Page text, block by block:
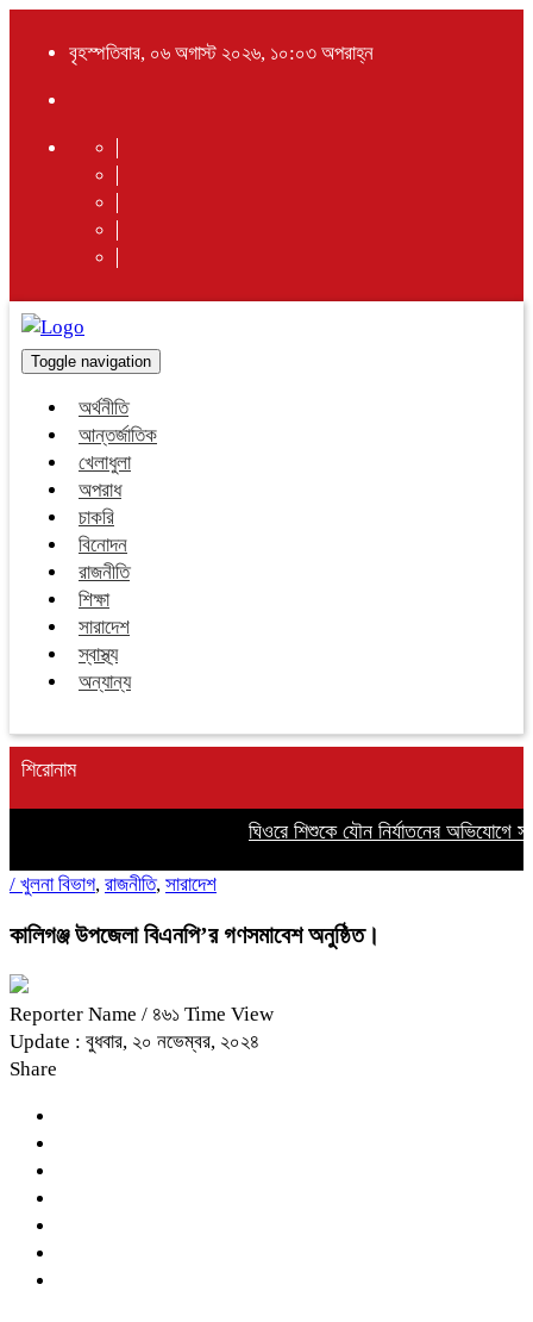
বৃহস্পতিবার, ০৬ অগাস্ট ২০২৬, ১০:০৩ অপরাহ্ন
Toggle navigation
অর্থনীতি
আন্তর্জাতিক
খেলাধুলা
অপরাধ
চাকরি
বিনোদন
রাজনীতি
শিক্ষা
সারাদেশ
স্বাস্থ্য
অন্যান্য
শিরোনাম
ঘিওরে শিশুকে যৌন নির্যাতনের অভিযোগে সৎ
/ খুলনা বিভাগ, রাজনীতি, সারাদেশ
কালিগঞ্জ উপজেলা বিএনপি’র গণসমাবেশ অনুষ্ঠিত।
Reporter Name / ৪৬১ Time View
Update : বুধবার, ২০ নভেম্বর, ২০২৪
Share